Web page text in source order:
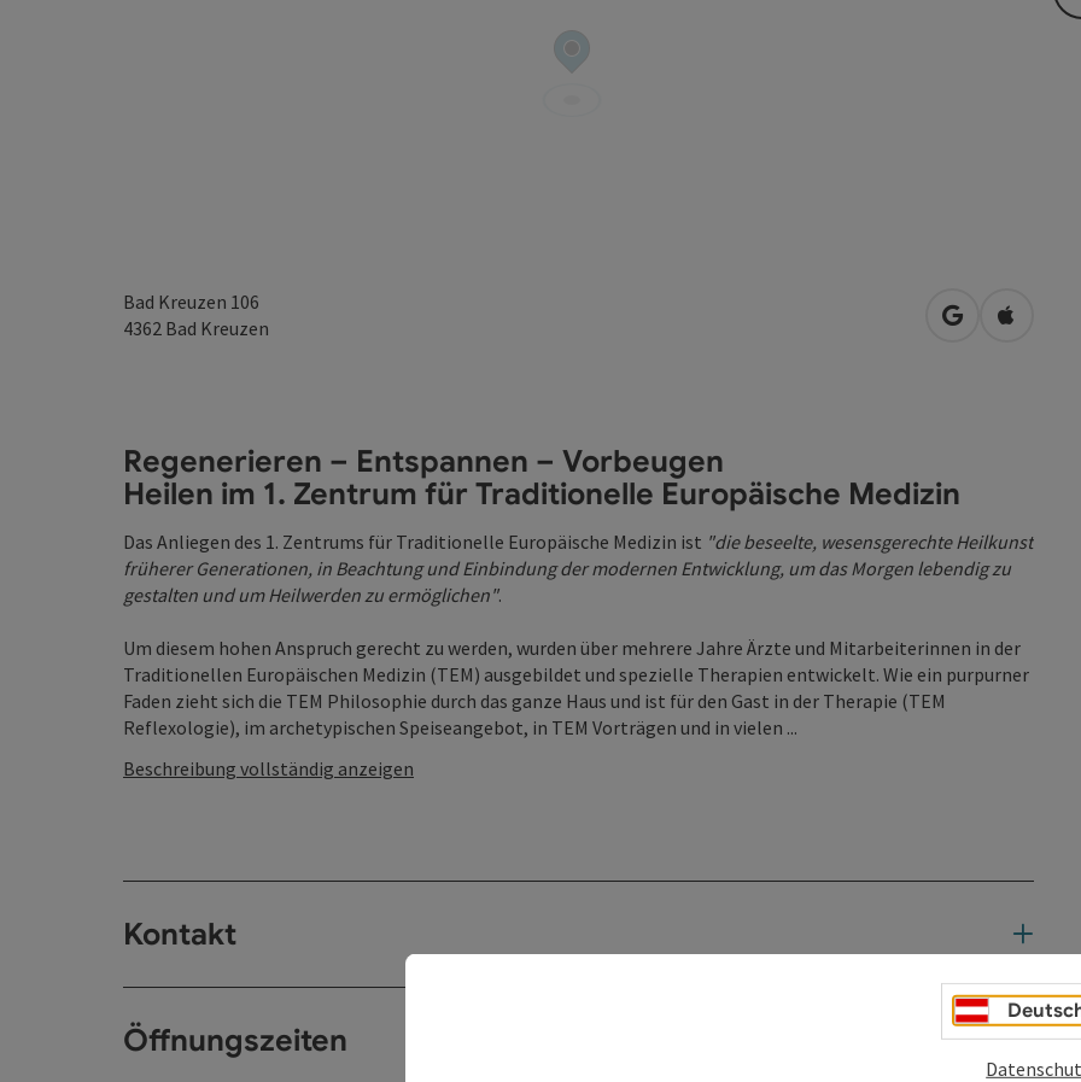
Bad Kreuzen 106
4362 Bad Kreuzen in Googlein Apple
Regenerieren – Entspannen – Vorbeugen
Heilen im 1. Zentrum für Traditionelle Europäische Medizin
Das Anliegen des 1. Zentrums für Traditionelle Europäische Medizin ist "die beseelte, wesensgerechte Heilkunst
früherer Generationen, in Beachtung und Einbindung der modernen Entwicklung, um das Morgen lebendig zu
gestalten und um Heilwerden zu ermöglichen".
Um diesem hohen Anspruch gerecht zu werden, wurden über mehrere Jahre Ärzte und Mitarbeiterinnen in der
Traditionellen Europäischen Medizin (TEM) ausgebildet und spezielle Therapien entwickelt. Wie ein purpurner
Faden zieht sich die TEM Philosophie durch das ganze Haus und ist für den Gast in der Therapie (TEM
Reflexologie), im archetypischen Speiseangebot, in TEM Vorträgen und in vielen ...
Beschreibung vollständig anzeigen
Kontakt
Öffnungszeiten